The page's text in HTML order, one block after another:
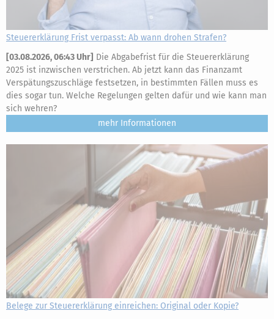
Steuererklärung Frist verpasst: Ab wann drohen Strafen?
[03.08.2026, 06:43 Uhr] Die Abgabefrist für die Steuererklärung
2025 ist inzwischen verstrichen. Ab jetzt kann das Finanzamt
Verspätungszuschläge festsetzen, in bestimmten Fällen muss es
dies sogar tun. Welche Regelungen gelten dafür und wie kann man
sich wehren?
mehr
Belege zur Steuererklärung einreichen: Original oder Kopie?